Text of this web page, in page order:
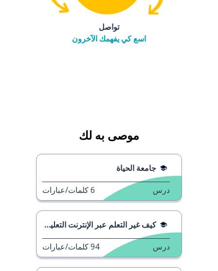
تواصل
اسع كي يفهمك الآخرون
موصى به لك
جامعة الحياة
درس 6كلمات/عبارات
كيف غير التعلم عبر الإنترنت التعليم الجامعي؟
درس 94كلمات/عبارات